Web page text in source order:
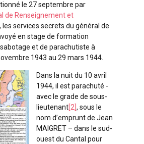
le 27 septembre par
de Renseignement et
les services secrets du général de
en stage de formation
et de parachutiste à
1943 au 29 mars 1944.
Dans la nuit du 10 avril
1944, il est parachuté -
avec le grade de sous-
lieutenant [2] , sous le
nom d’emprunt de Jean
MAIGRET – dans le sud-
ouest du Cantal pour